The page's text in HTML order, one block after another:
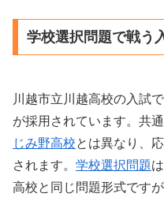
学校選択問題で戦う
川越市立川越高校の入試
が採用されています。共
じみ野高校とは異なり、
されます。 学校選択問題
高校と同じ問題形式です